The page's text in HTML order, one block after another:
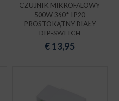
CZUJNIK MIKROFALOWY
500W 360* IP20
PROSTOKĄTNY BIAŁY
DIP-SWITCH
€ 13,95